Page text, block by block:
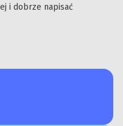
i dobrze napisać